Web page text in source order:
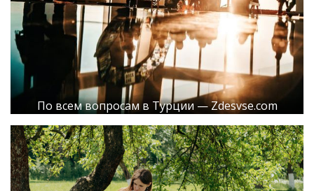
По всем вопросам в Турции — Zdesvse.com